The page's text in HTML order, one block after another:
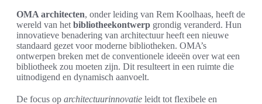
OMA architecten, onder leiding van Rem Koolhaas, heeft de
wereld van het bibliotheekontwerp grondig veranderd. Hun
innovatieve benadering van architectuur heeft een nieuwe
standaard gezet voor moderne bibliotheken. OMA’s
ontwerpen breken met de conventionele ideeën over wat een
bibliotheek zou moeten zijn. Dit resulteert in een ruimte die
uitnodigend en dynamisch aanvoelt.
De focus op architectuurinnovatie leidt tot flexibele en